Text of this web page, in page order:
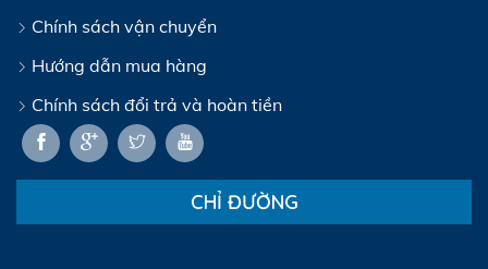
Chính sách vận chuyển
Hướng dẫn mua hàng
Chính sách đổi trả và hoàn tiền
CHỈ ĐƯỜNG